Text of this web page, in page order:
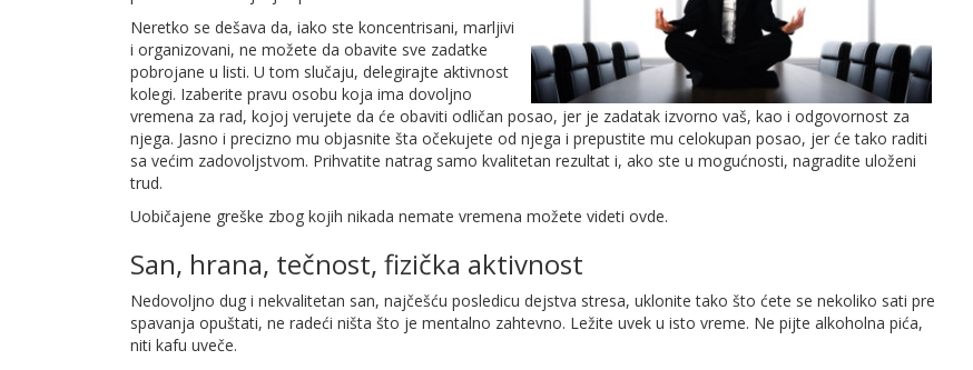
Neretko se dešava da, iako ste koncentrisani, marljivi
i organizovani, ne možete da obavite sve zadatke
pobrojane u listi. U tom slučaju, delegirajte aktivnost
kolegi. Izaberite pravu osobu koja ima dovoljno
vremena za rad, kojoj verujete da će obaviti odličan posao, jer je zadatak izvorno vaš, kao i odgovornost za
njega. Jasno i precizno mu objasnite šta očekujete od njega i prepustite mu celokupan posao, jer će tako raditi
sa većim zadovoljstvom. Prihvatite natrag samo kvalitetan rezultat i, ako ste u mogućnosti, nagradite uloženi
trud.
Uobičajene greške zbog kojih nikada nemate vremena možete videti ovde.
San, hrana, tečnost, fizička aktivnost
Nedovoljno dug i nekvalitetan san, najčešću posledicu dejstva stresa, uklonite tako što ćete se nekoliko sati pre
spavanja opuštati, ne radeći ništa što je mentalno zahtevno. Ležite uvek u isto vreme. Ne pijte alkoholna pića,
niti kafu uveče.